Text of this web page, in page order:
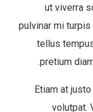
ut viverra
pulvinar mi
tellus
pretium
Etiam at
volutpat.